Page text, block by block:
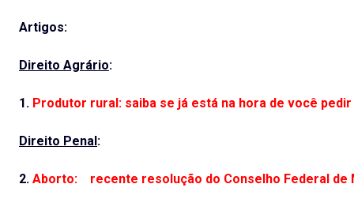
Artigos:
Direito Agrário:
1. Produtor rural: saiba se já está na hora de você
Direito Penal:
2. Aborto: recente resolução do Conselho Federal de